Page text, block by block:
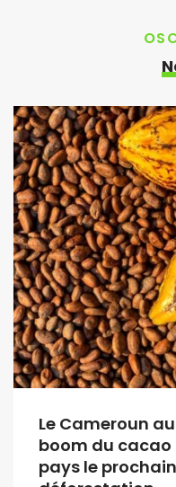
Le Cameroun
boom du cacao
pays le